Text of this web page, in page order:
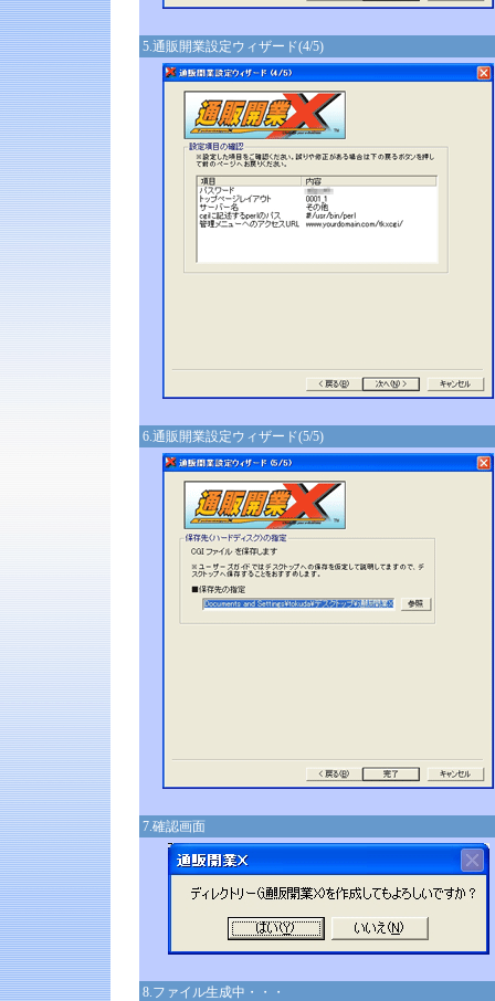
5.通販開業設定ウィザード(4/5)
6.通販開業設定ウィザード(5/5)
7.確認画面
8.ファイル生成中・・・